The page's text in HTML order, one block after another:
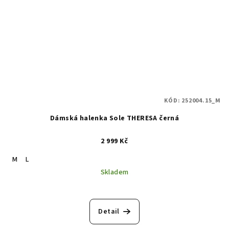
Dámská halenka Sole THERESA černá
2 999 Kč
M
L
Skladem
Detail
KÓD: 252004.15_M